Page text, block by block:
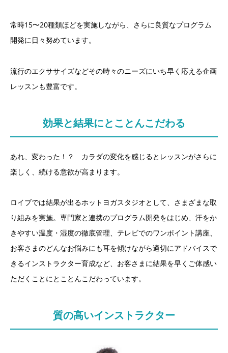
常時15〜20種類ほどを実施しながら、さらに良質なプログラム
開発に日々努めています。
流行のエクササイズなどその時々のニーズにいち早く応える企画
レッスンも豊富です。
効果と結果にとことんこだわる
あれ、変わった！？ カラダの変化を感じるとレッスンがさらに
楽しく、続ける意欲が高まります。
ロイブでは結果が出るホットヨガスタジオとして、さまざまな取
り組みを実施。専門家と連携のプログラム開発をはじめ、汗をか
きやすい温度・湿度の徹底管理、テレビでのワンポイント講座、
お客さまのどんなお悩みにも耳を傾けながら適切にアドバイスで
きるインストラクター育成など、お客さまに結果を早くご体感い
ただくことにとことんこだわっています。
質の高いインストラクター